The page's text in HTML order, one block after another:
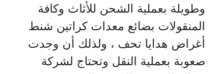
وطويلة بعملية الشحن للأثاث وكافة
المنقولات بضائع معدات كراتين شنط
أغراض هدايا تحف ، ولذلك أن وجدت
صعوبة بعملية النقل وتحتاج لشركة